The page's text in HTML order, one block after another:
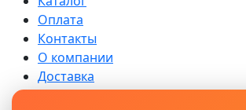
Оплата
Контакты
О компании
Доставка
Возврат